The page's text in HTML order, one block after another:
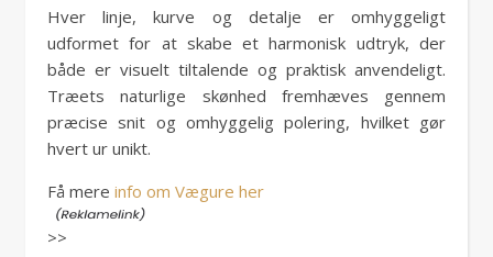
Hver linje, kurve og detalje er omhyggeligt
udformet for at skabe et harmonisk udtryk, der
både er visuelt tiltalende og praktisk anvendeligt.
Træets naturlige skønhed fremhæves gennem
præcise snit og omhyggelig polering, hvilket gør
hvert ur unikt.
Få mere info om Vægure her
>>